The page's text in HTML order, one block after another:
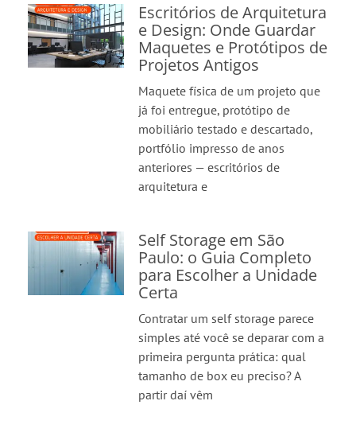
Escritórios de Arquitetura
e Design: Onde Guardar
Maquetes e Protótipos de
Projetos Antigos
Maquete física de um projeto que
já foi entregue, protótipo de
mobiliário testado e descartado,
portfólio impresso de anos
anteriores — escritórios de
arquitetura e
Self Storage em São
Paulo: o Guia Completo
para Escolher a Unidade
Certa
Contratar um self storage parece
simples até você se deparar com a
primeira pergunta prática: qual
tamanho de box eu preciso? A
partir daí vêm